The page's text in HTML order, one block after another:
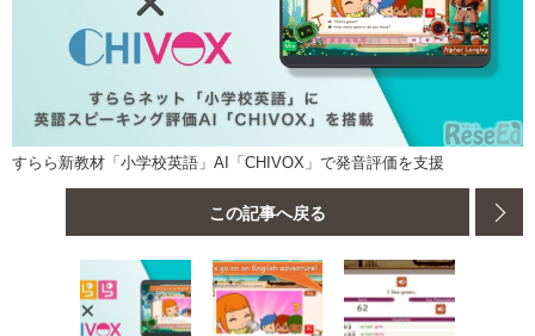
すらら新教材「小学校英語」AI「CHIVOX」で発音評価を支援
この記事へ戻る